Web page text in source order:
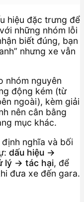
hiệu đặc trưng để
những nhóm lỗi
biết đúng, bạn
nhưng xe vẫn
nhóm nguyên
động kém (từ
ngoài), kèm giải
nên cân bằng
mục khác.
nghĩa và bối
dấu hiệu →
lý → tác hại, để
đưa xe đến gara.